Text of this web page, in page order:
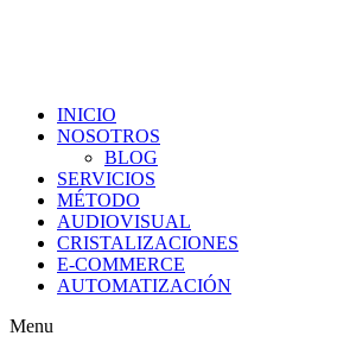
INICIO
NOSOTROS
BLOG
SERVICIOS
MÉTODO
AUDIOVISUAL
CRISTALIZACIONES
E-COMMERCE
AUTOMATIZACIÓN
Menu